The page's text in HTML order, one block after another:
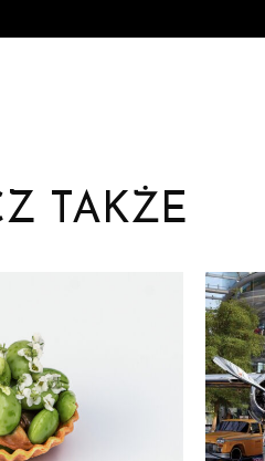
TAKŻE